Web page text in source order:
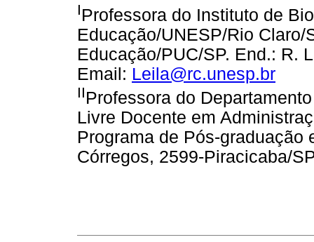
IProfessora do Instituto de
Educação/UNESP/Rio
Educação/PUC/SP. End.: R.
Email: Leila@rc.unesp.br
IIProfessora do
Livre Docente em
Programa de Pós-graduação
Córregos, 2599-Piracicaba/